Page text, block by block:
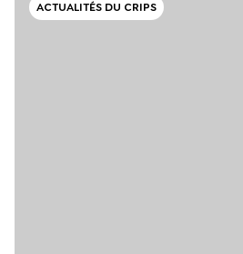
ACTUALITÉS DU CRIPS